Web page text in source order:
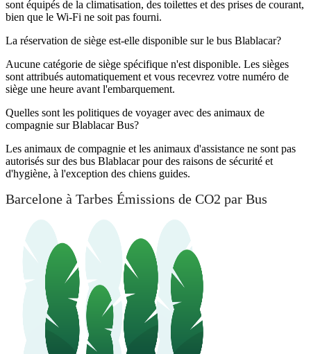
sont équipés de la climatisation, des toilettes et des prises de courant,
bien que le Wi-Fi ne soit pas fourni.
La réservation de siège est-elle disponible sur le bus Blablacar?
Aucune catégorie de siège spécifique n'est disponible. Les sièges
sont attribués automatiquement et vous recevrez votre numéro de
siège une heure avant l'embarquement.
Quelles sont les politiques de voyager avec des animaux de
compagnie sur Blablacar Bus?
Les animaux de compagnie et les animaux d'assistance ne sont pas
autorisés sur des bus Blablacar pour des raisons de sécurité et
d'hygiène, à l'exception des chiens guides.
Barcelone à Tarbes Émissions de CO2 par Bus